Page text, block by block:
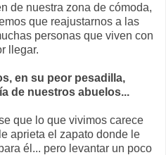
de nuestra zona de cómoda,
que reajustarnos a las
personas que viven con
llegar.
en su peor pesadilla,
de nuestros abuelos...
que lo que vivimos carece
aprieta el zapato donde le
él... pero levantar un poco